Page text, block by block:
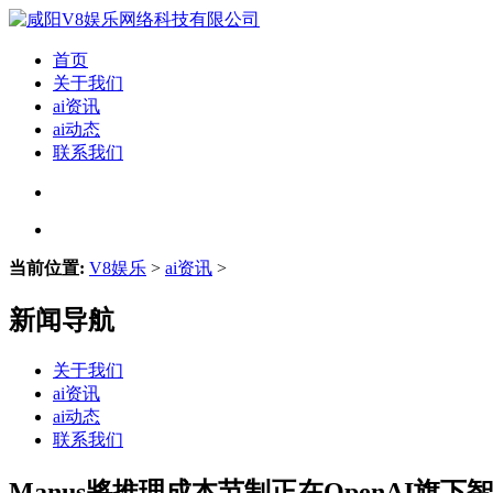
首页
关于我们
ai资讯
ai动态
联系我们
当前位置: V8娱乐 > ai资讯 >
新闻导航
关于我们
ai资讯
ai动态
联系我们